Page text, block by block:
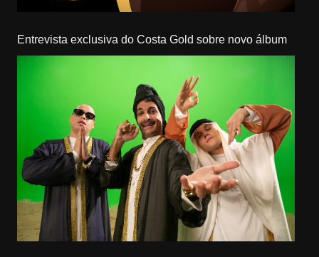
Entrevista exclusiva do Costa Gold sobre novo álbum